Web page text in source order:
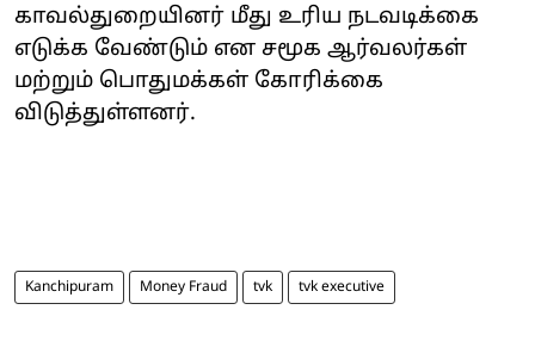
காவல்துறையினர் மீது உரிய நடவடிக்கை
எடுக்க வேண்டும் என சமூக ஆர்வலர்கள்
மற்றும் பொதுமக்கள் கோரிக்கை
விடுத்துள்ளனர்.
Kanchipuram Money Fraud tvk tvk executive